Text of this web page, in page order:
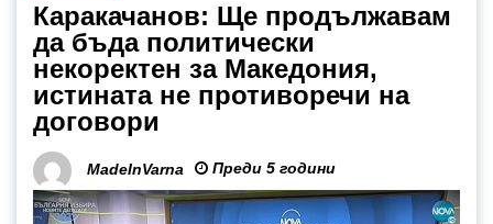
Каракачанов: Ще продължавам
да бъда политически
некоректен за Македония,
истината не противоречи на
договори
MadeInVarna Преди 5 години